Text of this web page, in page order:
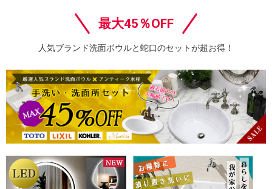
最大45％OFF
人気ブランド洗面ボウルと蛇口のセットが超お得！